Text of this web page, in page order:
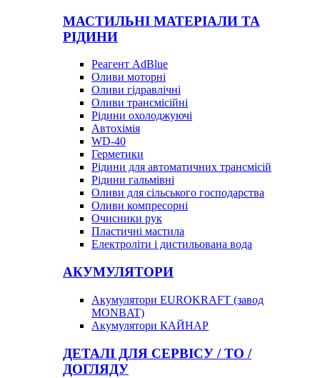
МАСТИЛЬНІ МАТЕРІАЛИ ТА
РІДИНИ
Реагент AdBlue
Оливи моторні
Оливи гідравлічні
Оливи трансмісійні
Рідини охолоджуючі
Автохімія
WD-40
Герметики
Рідини для автоматичних трансмісій
Рідини гальмівні
Оливи для сільського господарства
Оливи компресорні
Очисники рук
Пластичні мастила
Електроліти і дистильована вода
АКУМУЛЯТОРИ
Акумулятори EUROKRAFT (завод
MONBAT)
Акумулятори КАЙНАР
ДЕТАЛІ ДЛЯ СЕРВІСУ / ТО /
ДОГЛЯДУ